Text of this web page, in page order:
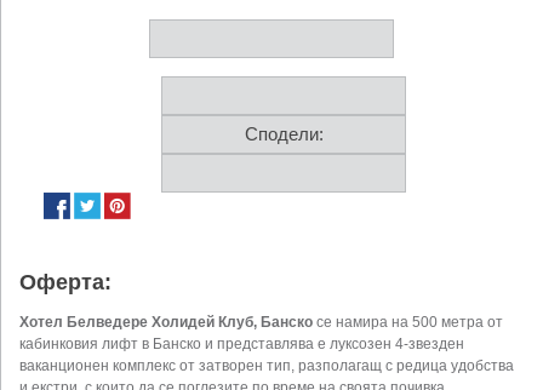
Сподели:
Оферта:
Хотел Белведере Холидей Клуб, Банско се намира на 500 метра от
кабинковия лифт в Банско и представлява е луксозен 4-звезден
ваканционен комплекс от затворен тип, разполагащ с редица удобства